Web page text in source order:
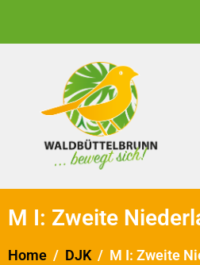
M I: Zweite
Home DJK M I: Zweite